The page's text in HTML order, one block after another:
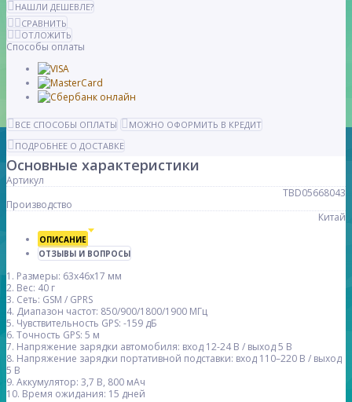
НАШЛИ ДЕШЕВЛЕ?
СРАВНИТЬ
ОТЛОЖИТЬ
Способы оплаты
ВСЕ СПОСОБЫ ОПЛАТЫ
МОЖНО ОФОРМИТЬ В КРЕДИТ
ПОДРОБНЕЕ О ДОСТАВКЕ
Основные характеристики
Артикул
TBD05668043
Производство
Китай
ОПИСАНИЕ
ОТЗЫВЫ И ВОПРОСЫ
1. Размеры: 63x46x17 мм
2. Вес: 40 г
3. Сеть: GSM / GPRS
4. Диапазон частот: 850/900/1800/1900 МГц
5. Чувствительность GPS: -159 дБ
6. Точность GPS: 5 м
7. Напряжение зарядки автомобиля: вход 12-24 В / выход 5 В
8. Напряжение зарядки портативной подставки: вход 110–220 В / выход
5 В
9. Аккумулятор: 3,7 В, 800 мАч
10. Время ожидания: 15 дней